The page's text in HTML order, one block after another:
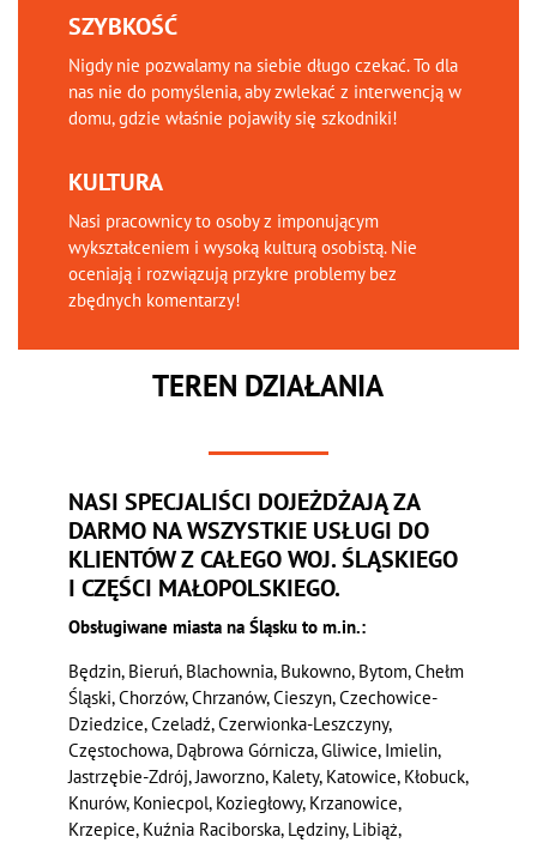
SZYBKOŚĆ
Nigdy nie pozwalamy na siebie długo czekać. To dla
nas nie do pomyślenia, aby zwlekać z interwencją w
domu, gdzie właśnie pojawiły się szkodniki!
KULTURA
Nasi pracownicy to osoby z imponującym
wykształceniem i wysoką kulturą osobistą. Nie
oceniają i rozwiązują przykre problemy bez
zbędnych komentarzy!
TEREN DZIAŁANIA
NASI SPECJALIŚCI DOJEŻDŻAJĄ ZA
DARMO NA WSZYSTKIE USŁUGI DO
KLIENTÓW Z CAŁEGO WOJ. ŚLĄSKIEGO
I CZĘŚCI MAŁOPOLSKIEGO.
Obsługiwane miasta na Śląsku to m.in.:
Będzin, Bieruń, Blachownia, Bukowno, Bytom, Chełm
Śląski, Chorzów, Chrzanów, Cieszyn, Czechowice-
Dziedzice, Czeladź, Czerwionka-Leszczyny,
Częstochowa, Dąbrowa Górnicza, Gliwice, Imielin,
Jastrzębie-Zdrój, Jaworzno, Kalety, Katowice, Kłobuck,
Knurów, Koniecpol, Koziegłowy, Krzanowice,
Krzepice, Kuźnia Raciborska, Lędziny, Libiąż,